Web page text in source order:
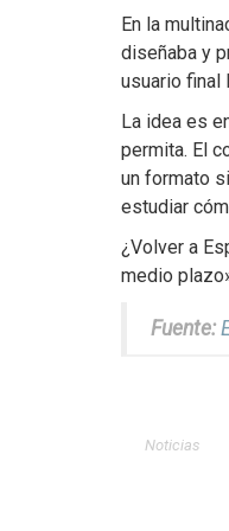
En la
diseñaba y
usuario final
La idea es
permita. El
un formato
estudiar
¿Volver a
medio
Fuente:
Noticias